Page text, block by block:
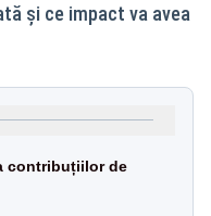
și ce impact va avea
contribuțiilor de